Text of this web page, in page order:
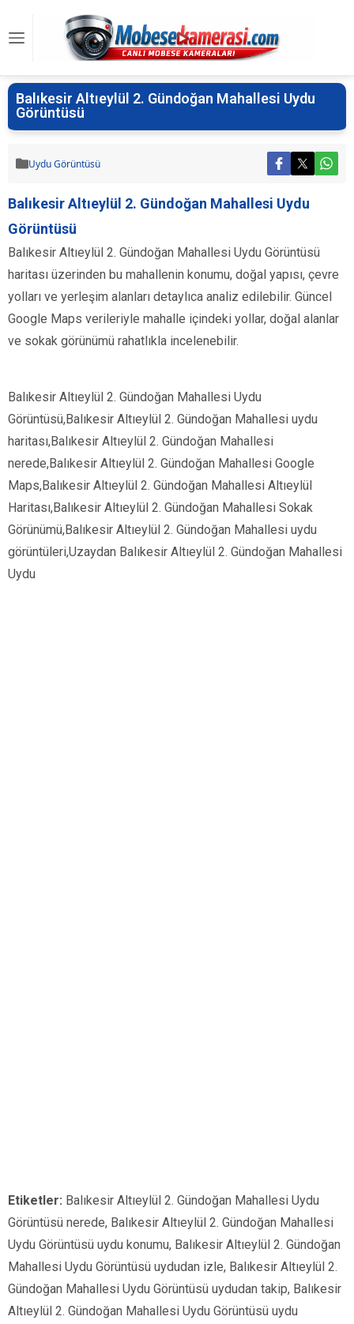
Balıkesir Altıeylül 2. Gündoğan Mahallesi Uydu
Görüntüsü
Uydu Görüntüsü
Balıkesir Altıeylül 2. Gündoğan Mahallesi Uydu
Görüntüsü
Balıkesir Altıeylül 2. Gündoğan Mahallesi Uydu Görüntüsü
haritası üzerinden bu mahallenin konumu, doğal yapısı, çevre
yolları ve yerleşim alanları detaylıca analiz edilebilir. Güncel
Google Maps verileriyle mahalle içindeki yollar, doğal alanlar
ve sokak görünümü rahatlıkla incelenebilir.
Balıkesir Altıeylül 2. Gündoğan Mahallesi Uydu
Görüntüsü,Balıkesir Altıeylül 2. Gündoğan Mahallesi uydu
haritası,Balıkesir Altıeylül 2. Gündoğan Mahallesi
nerede,Balıkesir Altıeylül 2. Gündoğan Mahallesi Google
Maps,Balıkesir Altıeylül 2. Gündoğan Mahallesi Altıeylül
Haritası,Balıkesir Altıeylül 2. Gündoğan Mahallesi Sokak
Görünümü,Balıkesir Altıeylül 2. Gündoğan Mahallesi uydu
görüntüleri,Uzaydan Balıkesir Altıeylül 2. Gündoğan Mahallesi
Uydu
Etiketler: Balıkesir Altıeylül 2. Gündoğan Mahallesi Uydu
Görüntüsü nerede, Balıkesir Altıeylül 2. Gündoğan Mahallesi
Uydu Görüntüsü uydu konumu, Balıkesir Altıeylül 2. Gündoğan
Mahallesi Uydu Görüntüsü uydudan izle, Balıkesir Altıeylül 2.
Gündoğan Mahallesi Uydu Görüntüsü uydudan takip, Balıkesir
Altıeylül 2. Gündoğan Mahallesi Uydu Görüntüsü uydu